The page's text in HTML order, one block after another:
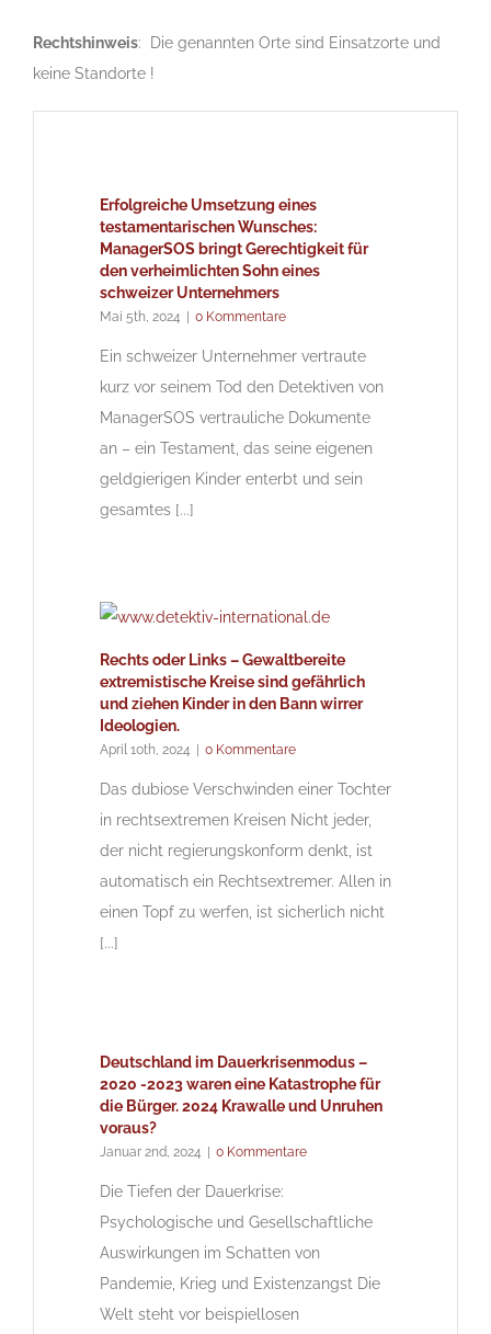
Rechtshinweis: Die genannten Orte sind Einsatzorte und
keine Standorte !
Erfolgreiche Umsetzung eines
testamentarischen Wunsches:
ManagerSOS bringt Gerechtigkeit für
den verheimlichten Sohn eines
schweizer Unternehmers
Mai 5th, 2024 | 0 Kommentare
Ein schweizer Unternehmer vertraute
kurz vor seinem Tod den Detektiven von
ManagerSOS vertrauliche Dokumente
an – ein Testament, das seine eigenen
geldgierigen Kinder enterbt und sein
gesamtes [...]
Rechts oder Links – Gewaltbereite
extremistische Kreise sind gefährlich
und ziehen Kinder in den Bann wirrer
Ideologien.
April 10th, 2024 | 0 Kommentare
Das dubiose Verschwinden einer Tochter
in rechtsextremen Kreisen Nicht jeder,
der nicht regierungskonform denkt, ist
automatisch ein Rechtsextremer. Allen in
einen Topf zu werfen, ist sicherlich nicht
[...]
Deutschland im Dauerkrisenmodus –
2020 -2023 waren eine Katastrophe für
die Bürger. 2024 Krawalle und Unruhen
voraus?
Januar 2nd, 2024 | 0 Kommentare
Die Tiefen der Dauerkrise:
Psychologische und Gesellschaftliche
Auswirkungen im Schatten von
Pandemie, Krieg und Existenzangst Die
Welt steht vor beispiellosen